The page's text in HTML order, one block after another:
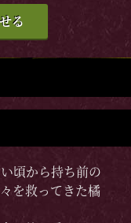
る
頃から持ち前の
を救ってきた橘